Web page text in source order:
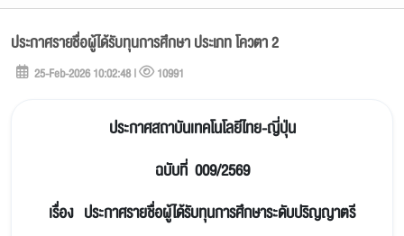
ประกาศรายชื่อผู้ได้รับทุนการศึกษา ประเภท โควตา 2
25-Feb-2026 10:02:48 | 10991
ประกาศสถาบันเทคโนโลยีไทย-ญี่ปุ่น
ฉบับที่ 009/2569
เรื่อง ประกาศรายชื่อผู้ได้รับทุนการศึกษาระดับปริญญาตรี